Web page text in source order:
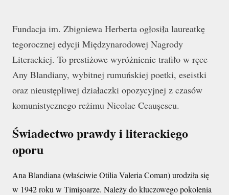
Fundacja im. Zbigniewa Herberta ogłosiła laureatkę
tegorocznej edycji Międzynarodowej Nagrody
Literackiej. To prestiżowe wyróżnienie trafiło w ręce
Any Blandiany, wybitnej rumuńskiej poetki, eseistki
oraz nieustępliwej działaczki opozycyjnej z czasów
komunistycznego reżimu Nicolae Ceaușescu.
Świadectwo prawdy i literackiego
oporu
Ana Blandiana (właściwie Otilia Valeria Coman) urodziła się
w 1942 roku w Timișoarze. Należy do kluczowego pokolenia